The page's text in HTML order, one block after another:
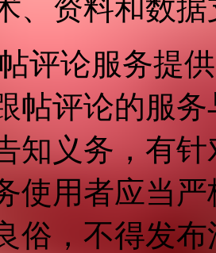
、资料和数
评论服务提
帖评论的服
知义务，有
使用者应当
俗，不得发